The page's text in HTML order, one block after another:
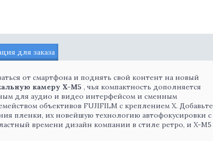
для заказа
от смартфона и поднять свой контент на новый
камеру X-M5 , чья компактность дополняется
для аудио и видео интерфейсом и сменным
объективов FUJIFILM с креплением X. Добавьте
пленки, их новейшую технологию автофокусировки с
времени дизайн компании в стиле ретро, ​​и X-M5